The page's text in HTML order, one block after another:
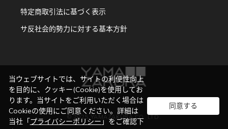
特定商取引法に基づく表示
サ反社会的勢力に対する基本方針
© 2025 YAMAZAKURA CO. LTD.
当ウェブサイトでは、サイトの利便性向上
を目的に、クッキー(Cookie)を使用してお
ります。当サイトをご利用いただく場合は
Cookieの使用にご同意ください。詳細は
当社「プライバシーポリシー」をご確認下
同意する